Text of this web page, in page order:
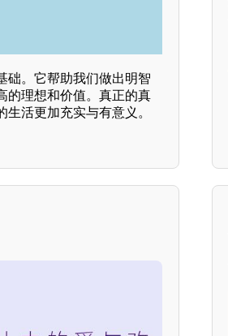
础。它帮助我们做出明智
的理想和价值。真正的真
活更加充实与有意义。